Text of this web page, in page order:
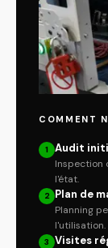
COMMENT
1 Audit
Inspection
l'état.
2 Plan de
Planning
l'utilisation.
3 Visites